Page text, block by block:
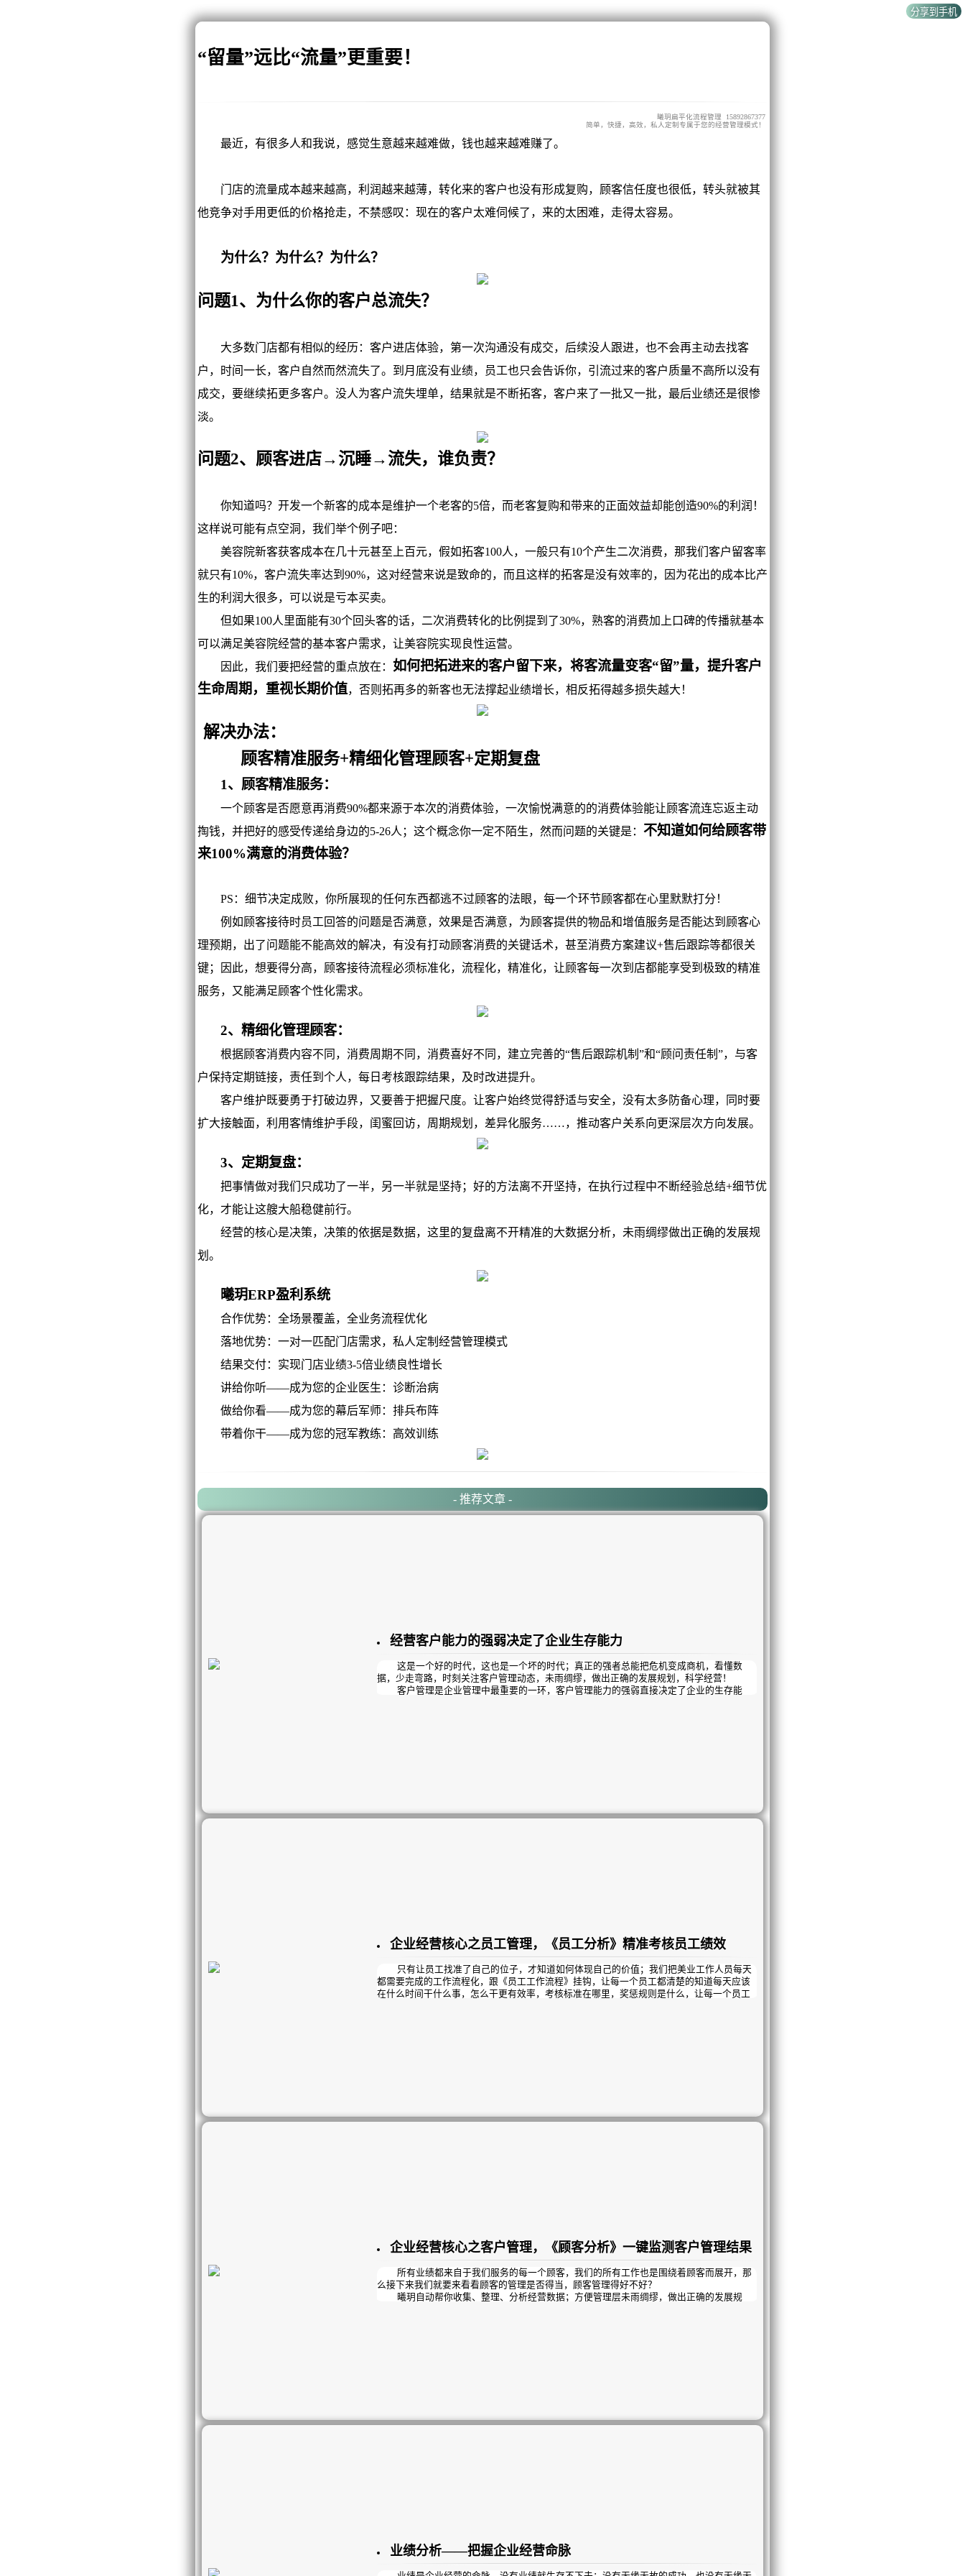
“留量”远比“流量”更重要！
曦玥扁平化流程管理 15892867377
简单，快捷，高效，私人定制专属于您的经营管理模式！
最近，有很多人和我说，感觉生意越来越难做，钱也越来越难赚了。
门店的流量成本越来越高，利润越来越薄，转化来的客户也没有形成复购，顾客信任度也很低，转头就被其
他竞争对手用更低的价格抢走，不禁感叹：现在的客户太难伺候了，来的太困难，走得太容易。
为什么？为什么？为什么？
问题1、为什么你的客户总流失？
大多数门店都有相似的经历：客户进店体验，第一次沟通没有成交，后续没人跟进，也不会再主动去找客
户，时间一长，客户自然而然流失了。到月底没有业绩，员工也只会告诉你，引流过来的客户质量不高所以没有
成交，要继续拓更多客户。没人为客户流失埋单，结果就是不断拓客，客户来了一批又一批，最后业绩还是很惨
淡。
问题2、顾客进店→沉睡→流失，谁负责？
你知道吗？开发一个新客的成本是维护一个老客的5倍，而老客复购和带来的正面效益却能创造90%的利润！
这样说可能有点空洞，我们举个例子吧：
美容院新客获客成本在几十元甚至上百元，假如拓客100人，一般只有10个产生二次消费，那我们客户留客率
就只有10%，客户流失率达到90%，这对经营来说是致命的，而且这样的拓客是没有效率的，因为花出的成本比产
生的利润大很多，可以说是亏本买卖。
但如果100人里面能有30个回头客的话，二次消费转化的比例提到了30%，熟客的消费加上口碑的传播就基本
可以满足美容院经营的基本客户需求，让美容院实现良性运营。
因此，我们要把经营的重点放在： 如何把拓进来的客户留下来，将客流量变客“留”量，提升客户
生命周期，重视长期价值，否则拓再多的新客也无法撑起业绩增长，相反拓得越多损失越大！
解决办法：
顾客精准服务+精细化管理顾客+定期复盘
1、顾客精准服务：
一个顾客是否愿意再消费90%都来源于本次的消费体验，一次愉悦满意的的消费体验能让顾客流连忘返主动
掏钱，并把好的感受传递给身边的5-26人；这个概念你一定不陌生，然而问题的关键是： 不知道如何给顾客带
来100%满意的消费体验？
PS：细节决定成败，你所展现的任何东西都逃不过顾客的法眼，每一个环节顾客都在心里默默打分！
例如顾客接待时员工回答的问题是否满意，效果是否满意，为顾客提供的物品和增值服务是否能达到顾客心
理预期，出了问题能不能高效的解决，有没有打动顾客消费的关键话术，甚至消费方案建议+售后跟踪等都很关
键；因此，想要得分高，顾客接待流程必须标准化，流程化，精准化，让顾客每一次到店都能享受到极致的精准
服务，又能满足顾客个性化需求。
2、精细化管理顾客：
根据顾客消费内容不同，消费周期不同，消费喜好不同，建立完善的“售后跟踪机制”和“顾问责任制”，与客
户保持定期链接，责任到个人，每日考核跟踪结果，及时改进提升。
客户维护既要勇于打破边界，又要善于把握尺度。让客户始终觉得舒适与安全，没有太多防备心理，同时要
扩大接触面，利用客情维护手段，闺蜜回访，周期规划，差异化服务……，推动客户关系向更深层次方向发展。
3、定期复盘：
把事情做对我们只成功了一半，另一半就是坚持；好的方法离不开坚持，在执行过程中不断经验总结+细节优
化，才能让这艘大船稳健前行。
经营的核心是决策，决策的依据是数据，这里的复盘离不开精准的大数据分析，未雨绸缪做出正确的发展规
划。
曦玥ERP盈利系统
合作优势：全场景覆盖，全业务流程优化
落地优势：一对一匹配门店需求，私人定制经营管理模式
结果交付：实现门店业绩3-5倍业绩良性增长
讲给你听——成为您的企业医生：诊断治病
做给你看——成为您的幕后军师：排兵布阵
带着你干——成为您的冠军教练：高效训练
- 推荐文章 -
经营客户能力的强弱决定了企业生存能力
这是一个好的时代，这也是一个坏的时代；真正的强者总能把危机变成商机，看懂数
据，少走弯路，时刻关注客户管理动态，未雨绸缪，做出正确的发展规划，科学经营！
客户管理是企业管理中最重要的一环，客户管理能力的强弱直接决定了企业的生存能
企业经营核心之员工管理，《员工分析》精准考核员工绩效
只有让员工找准了自己的位子，才知道如何体现自己的价值；我们把美业工作人员每天
都需要完成的工作流程化，跟《员工工作流程》挂钩，让每一个员工都清楚的知道每天应该
在什么时间干什么事，怎么干更有效率，考核标准在哪里，奖惩规则是什么，让每一个员工
企业经营核心之客户管理，《顾客分析》一键监测客户管理结果
所有业绩都来自于我们服务的每一个顾客，我们的所有工作也是围绕着顾客而展开，那
么接下来我们就要来看看顾客的管理是否得当，顾客管理得好不好？
曦玥自动帮你收集、整理、分析经营数据；方便管理层未雨绸缪，做出正确的发展规
业绩分析——把握企业经营命脉